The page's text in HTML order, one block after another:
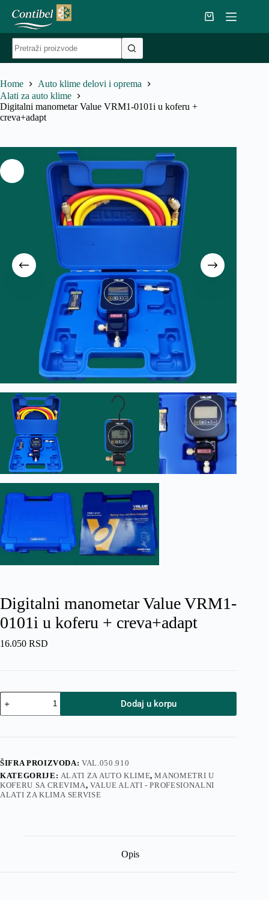
content
Shopping
cart
results
Home
Auto klime delovi i oprema
Alati za auto klime
Digitalni manometar Value VRM1-0101i u koferu +
creva+adapt
Digitalni manometar Value VRM1-
0101i u koferu + creva+adapt
16.050 RSD
Digitalni
manometar
Value
0101i
koferu
+
creva+adapt
količina
Dodaj u korpu
ŠIFRA PROIZVODA:VAL.050.910
KATEGORIJE: ALATI ZA AUTO KLIME,MANOMETRI U
KOFERU SA CREVIMA,VALUE ALATI - PROFESIONALNI
ALATI ZA KLIMA SERVISE
Opis